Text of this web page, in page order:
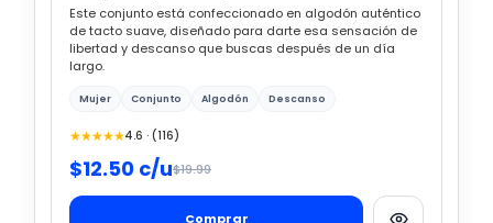
Este conjunto está confeccionado en algodón auténtico
de tacto suave, diseñado para darte esa sensación de
libertad y descanso que buscas después de un día
largo.
Mujer Conjunto Algodón Descanso
★★★★★4.6 · (116)
$12.50 c/u$19.99
Comprar